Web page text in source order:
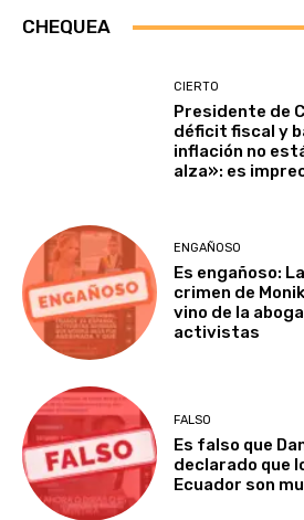
CHEQUEA
CIERTO
Presidente de
déficit fiscal y
inflación no
alza»: es
ENGAÑOSO
Es engañoso:
crimen de
vino de la
activistas
FALSO
Es falso que
declarado que
Ecuador son